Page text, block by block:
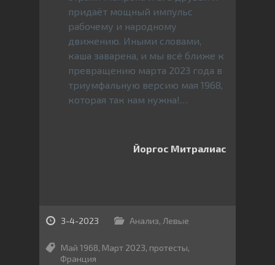
придаёт мощный импульс
рабочему и народному
движению. Иными словами,
каша заварена, и мы всё ближе к
превращению марта 2023 года в
триумфальную версию мая 1968,
которая так нам нужна!…
Йоргос Митралиас
3-4-2023 Анализ, Левые
Май 1968, Март 2023, протесты,
Франция